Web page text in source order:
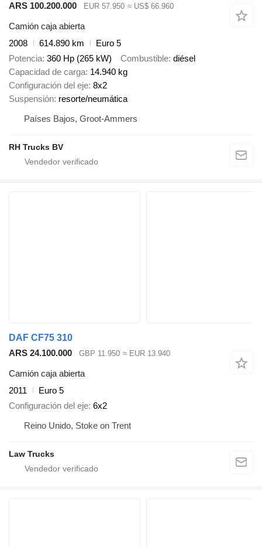
ARS 100.200.000 EUR 57.950 ≈ US$ 66.960
Camión caja abierta
2008
614.890 km
Euro 5
Potencia 360 Hp (265 kW) Combustible diésel
Capacidad de carga 14.940 kg
Configuración del eje 8x2
Suspensión resorte/neumática
Países Bajos, Groot-Ammers
RH Trucks BV
DAF CF75 310
ARS 24.100.000
GBP 11.950 ≈ EUR 13.940
Camión caja abierta
2011
Euro 5
Configuración del eje 6x2
Reino Unido, Stoke on Trent
Law Trucks